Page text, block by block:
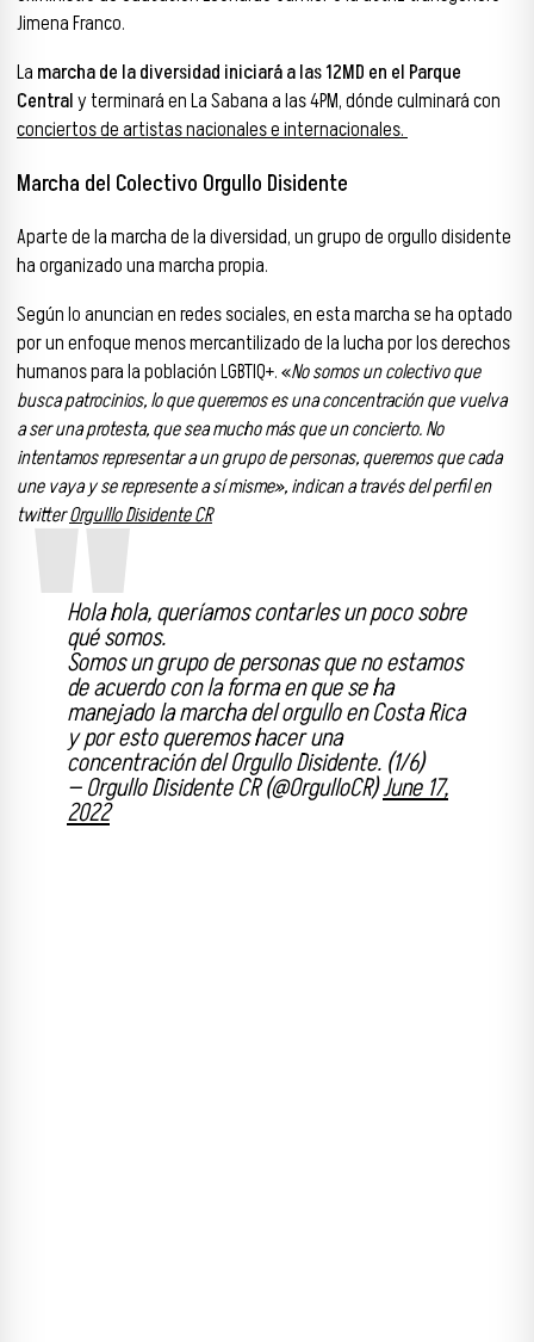
Jimena Franco.
La marcha de la diversidad iniciará a las 12MD en el Parque
Centraly terminará en La Sabana a las 4PM, dónde culminará con
conciertos de artistas nacionales e internacionales.
Marcha del Colectivo Orgullo Disidente
Aparte de la marcha de la diversidad, un grupo de orgullo disidente
ha organizado una marcha propia.
Según lo anuncian en redes sociales, en esta marcha se ha optado
por un enfoque menos mercantilizado de la lucha por los derechos
humanos para la población LGBTIQ+. «No somos un colectivo que
busca patrocinios, lo que queremos es una concentración que vuelva
a ser una protesta, que sea mucho más que un concierto. No
intentamos representar a un grupo de personas, queremos que cada
une vaya y se represente a sí misme», indican a través del perfil en
twitterOrgulllo Disidente CR
Hola hola, queríamos contarles un poco sobre
qué somos.
Somos un grupo de personas que no estamos
de acuerdo con la forma en que se ha
manejado la marcha del orgullo en Costa Rica
y por esto queremos hacer una
concentración del Orgullo Disidente. (1/6)
— Orgullo Disidente CR (@OrgulloCR)June 17,
2022